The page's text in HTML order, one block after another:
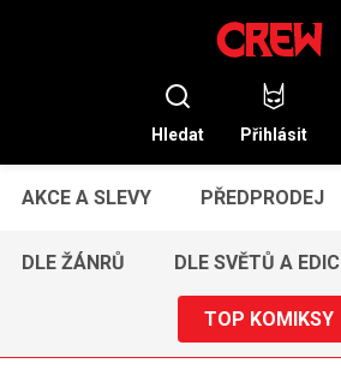
Hledat Přihlásit
AKCE A SLEVY PŘEDPRODEJ
DLE ŽÁNRŮ DLE SVĚTŮ A EDIC
TOP KOMIKSY